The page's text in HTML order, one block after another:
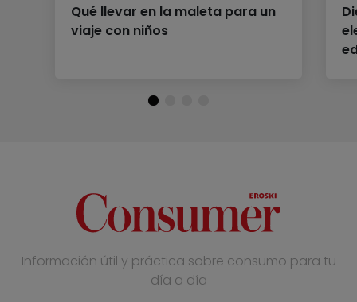
Qué llevar en la maleta para un
viaje con niños
Información útil y práctica sobre consumo para tu
día a día